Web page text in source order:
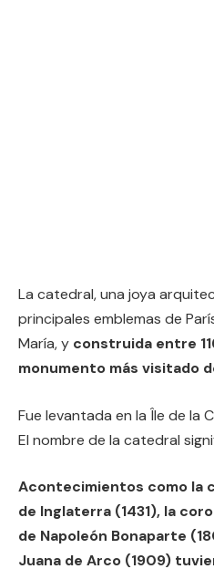
La catedral, una joya
principales emblemas de
María, y construida entre
monumento más visitado
Fue levantada en la Île de la
El nombre de la catedral
Acontecimientos como la
de Inglaterra (1431), la
de Napoleón Bonaparte
Juana de Arco (1909)